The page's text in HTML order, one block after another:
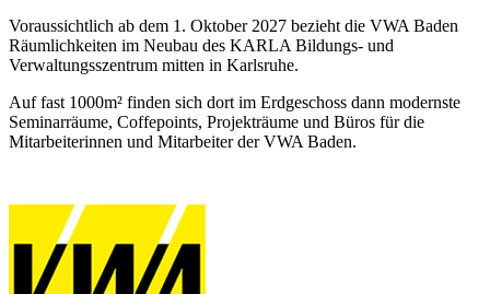
Voraussichtlich ab dem 1. Oktober 2027 bezieht die VWA Baden
Räumlichkeiten im Neubau des KARLA Bildungs- und
Verwaltungsszentrum mitten in Karlsruhe.
Auf fast 1000m² finden sich dort im Erdgeschoss dann modernste
Seminarräume, Coffepoints, Projekträume und Büros für die
Mitarbeiterinnen und Mitarbeiter der VWA Baden.